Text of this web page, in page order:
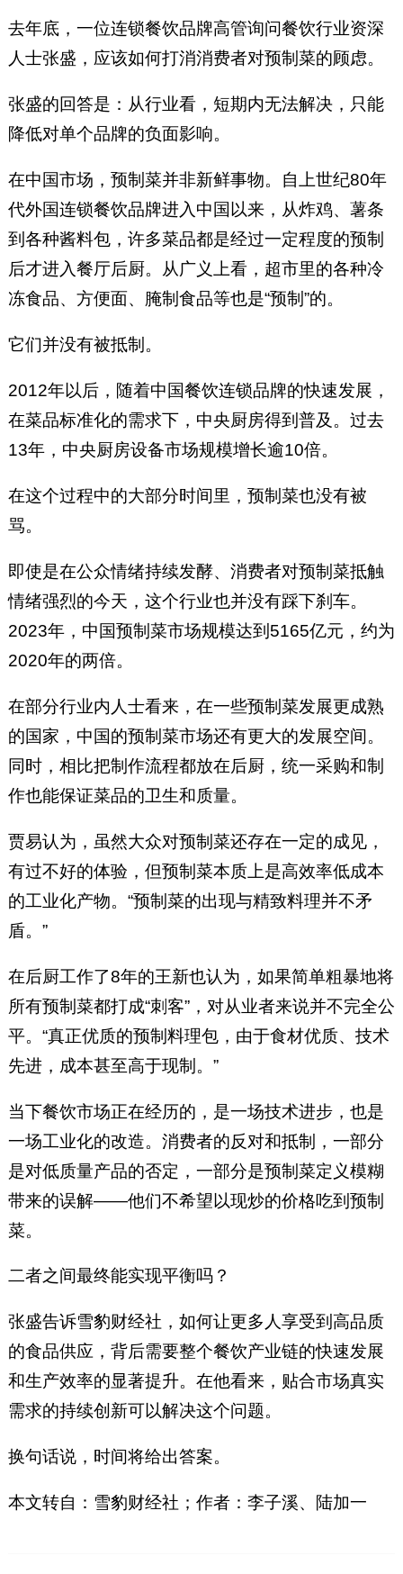
去年底，一位连锁餐饮品牌高管询问餐饮行业资深
人士张盛，应该如何打消消费者对预制菜的顾虑。
张盛的回答是：从行业看，短期内无法解决，只能
降低对单个品牌的负面影响。
在中国市场，预制菜并非新鲜事物。自上世纪80年
代外国连锁餐饮品牌进入中国以来，从炸鸡、薯条
到各种酱料包，许多菜品都是经过一定程度的预制
后才进入餐厅后厨。从广义上看，超市里的各种冷
冻食品、方便面、腌制食品等也是“预制”的。
它们并没有被抵制。
2012年以后，随着中国餐饮连锁品牌的快速发展，
在菜品标准化的需求下，中央厨房得到普及。过去
13年，中央厨房设备市场规模增长逾10倍。
在这个过程中的大部分时间里，预制菜也没有被
骂。
即使是在公众情绪持续发酵、消费者对预制菜抵触
情绪强烈的今天，这个行业也并没有踩下刹车。
2023年，中国预制菜市场规模达到5165亿元，约为
2020年的两倍。
在部分行业内人士看来，在一些预制菜发展更成熟
的国家，中国的预制菜市场还有更大的发展空间。
同时，相比把制作流程都放在后厨，统一采购和制
作也能保证菜品的卫生和质量。
贾易认为，虽然大众对预制菜还存在一定的成见，
有过不好的体验，但预制菜本质上是高效率低成本
的工业化产物。“预制菜的出现与精致料理并不矛
盾。”
在后厨工作了8年的王新也认为，如果简单粗暴地将
所有预制菜都打成“刺客”，对从业者来说并不完全公
平。“真正优质的预制料理包，由于食材优质、技术
先进，成本甚至高于现制。”
当下餐饮市场正在经历的，是一场技术进步，也是
一场工业化的改造。消费者的反对和抵制，一部分
是对低质量产品的否定，一部分是预制菜定义模糊
带来的误解——他们不希望以现炒的价格吃到预制
菜。
二者之间最终能实现平衡吗？
张盛告诉雪豹财经社，如何让更多人享受到高品质
的食品供应，背后需要整个餐饮产业链的快速发展
和生产效率的显著提升。在他看来，贴合市场真实
需求的持续创新可以解决这个问题。
换句话说，时间将给出答案。
本文转自：雪豹财经社；作者：李子溪、陆加一